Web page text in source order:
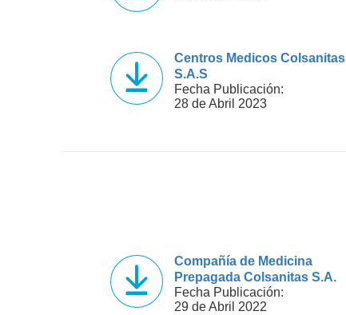
Centros Medicos Colsanitas
S.A.S
Fecha Publicación:
28 de Abril 2023
Compañía de Medicina
Prepagada Colsanitas S.A.
Fecha Publicación:
29 de Abril 2022